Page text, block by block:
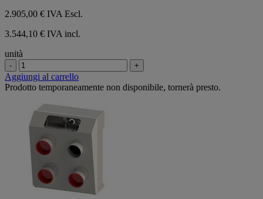
2.905,00 € IVA Escl.
3.544,10 € IVA incl.
unità
- +
Aggiungi al carrello
Prodotto temporaneamente non disponibile, tornerà presto.